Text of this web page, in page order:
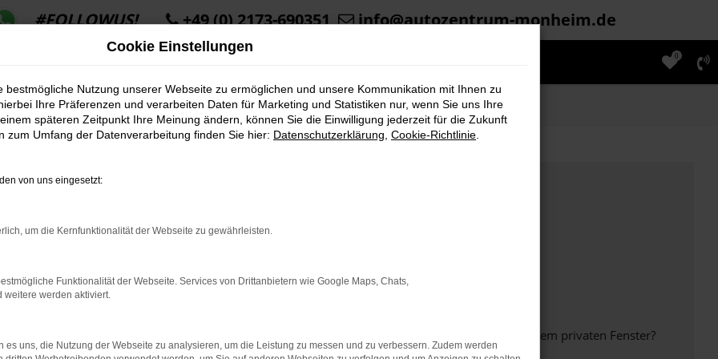
#FOLLOWUS! +49 (0) 2173-690351 info@autozentrum-monheim.de
0
bestimmter Seiten verhindern. Funktioniert die Seite in einem anderen Browser oder in einem privaten Fenster?
Cookie Einstellungen
bestmögliche Nutzung unserer Webseite zu ermöglichen und unsere Kommunikation mit Ihnen zu
Ihre Präferenzen und verarbeiten Daten für Marketing und Statistiken nur, wenn Sie uns Ihre
späteren Zeitpunkt Ihre Meinung ändern, können Sie die Einwilligung jederzeit für die Zukunft
zum Umfang der Datenverarbeitung finden Sie hier: Datenschutzerklärung Cookie-Richtlinie
von uns eingesetzt:
um die Kernfunktionalität der Webseite zu gewährleisten.
Funktionalität der Webseite. Services von Drittanbietern wie Google Maps, Chats,
weitere werden aktiviert.
es uns, die Nutzung der Webseite zu analysieren, um die Leistung zu messen und zu verbessern. Zudem werden